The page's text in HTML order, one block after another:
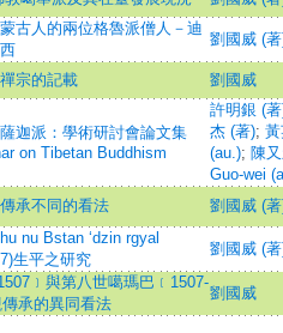
古人的兩位格魯派僧人－迪
劉國威 (
宗的記載 劉國威
迦派：學術研討會論文集
on Tibetan Buddhism
許明銀 (
杰 (著);
(au.); 陳
Guo-wei
承不同的看法
劉國威 (
nu Bstan ‘dzin rgyal
生平之研究
劉國威 (
與第八世噶瑪巴﹝1507-
承的異同看法
劉國威